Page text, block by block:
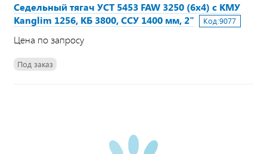
Седельный тягач УСТ 5453 FAW 3250 (6х4) с КМУ
Kanglim 1256, КБ 3800, ССУ 1400 мм, 2"
Код:9077
Цена по запросу
Под заказ